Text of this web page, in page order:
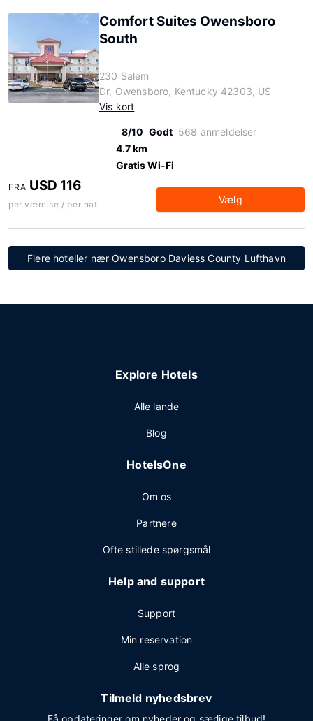
Comfort Suites Owensboro
South
230 Salem
Dr, Owensboro, Kentucky 42303, US
Vis kort
8/10 Godt 568 anmeldelser
4.7 km
Gratis Wi-Fi
FRA USD 116
per værelse / per nat Vælg
Flere hoteller nær Owensboro Daviess County Lufthavn
Explore Hotels
Alle lande
Blog
HotelsOne
Om os
Partnere
Ofte stillede spørgsmål
Help and support
Support
Min reservation
Alle sprog
Tilmeld nyhedsbrev
Få opdateringer om nyheder og særlige tilbud!